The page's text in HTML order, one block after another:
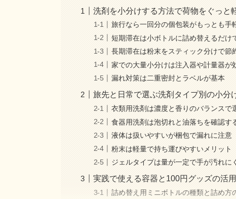
洗剤を小分けする方法で荷物をぐっと
旅行なら一回分の個包装がもっとも手
短期滞在は小ボトルに詰め替えるだけ
長期滞在は粉末をスティック分けで節
家での大量小分けは注入器や計量器が
漏れ対策は二重密封とラベルが基本
旅先と日常で選ぶ洗剤タイプ別の小分
衣類用洗剤は濃度と香りのバランスで
食器用洗剤は泡切れと油落ちを確認す
液体は扱いやすいが梱包で漏れに注意
粉末は軽量で持ち運びやすいメリット
ジェルタイプは量が一定で手が汚れに
実践で使える容器と100円グッズの活
詰め替え用ミニボトルの種類と詰め方